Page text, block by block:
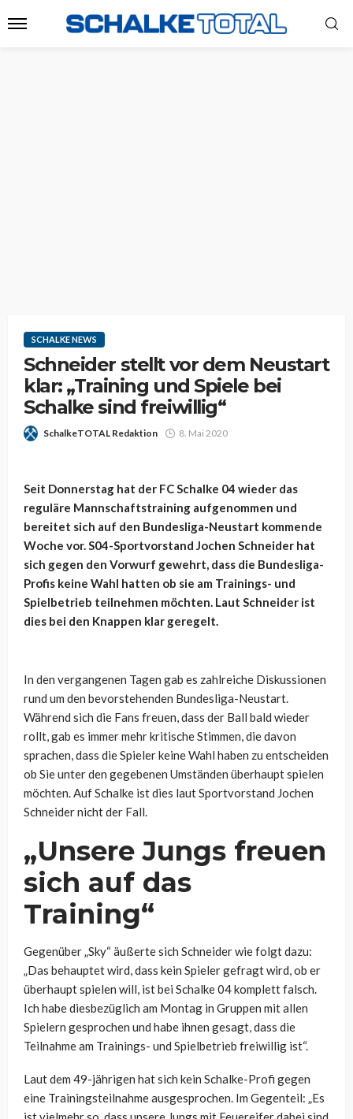
SCHALKE NEWS
Schneider stellt vor dem Neustart
klar: „Training und Spiele bei
Schalke sind freiwillig“
SchalkeTOTAL Redaktion 8. Mai 2020
Seit Donnerstag hat der FC Schalke 04 wieder das
reguläre Mannschaftstraining aufgenommen und
bereitet sich auf den Bundesliga-Neustart kommende
Woche vor. S04-Sportvorstand Jochen Schneider hat
sich gegen den Vorwurf gewehrt, dass die Bundesliga-
Profis keine Wahl hatten ob sie am Trainings- und
Spielbetrieb teilnehmen möchten. Laut Schneider ist
dies bei den Knappen klar geregelt.
In den vergangenen Tagen gab es zahlreiche Diskussionen
rund um den bevorstehenden Bundesliga-Neustart.
Während sich die Fans freuen, dass der Ball bald wieder
rollt, gab es immer mehr kritische Stimmen, die davon
sprachen, dass die Spieler keine Wahl haben zu entscheiden
ob Sie unter den gegebenen Umständen überhaupt spielen
möchten. Auf Schalke ist dies laut Sportvorstand Jochen
Schneider nicht der Fall.
„Unsere Jungs freuen
sich auf das
Training“
Gegenüber „Sky“ äußerte sich Schneider wie folgt dazu:
„Das behauptet wird, dass kein Spieler gefragt wird, ob er
überhaupt spielen will, ist bei Schalke 04 komplett falsch.
Ich habe diesbezüglich am Montag in Gruppen mit allen
Spielern gesprochen und habe ihnen gesagt, dass die
Teilnahme am Trainings- und Spielbetrieb freiwillig ist“.
Laut dem 49-jährigen hat sich kein Schalke-Profi gegen
eine Trainingsteilnahme ausgesprochen. Im Gegenteil: „Es